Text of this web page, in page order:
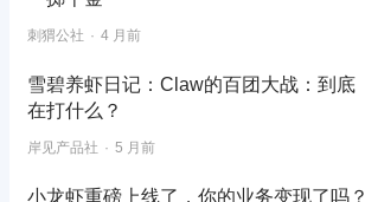
刺猬公社 4 月前
雪碧养虾日记：Claw的百团大战：到底
在打什么？
岸见产品社 5 月前
小龙虾重磅上线了，你的业务变现了吗？